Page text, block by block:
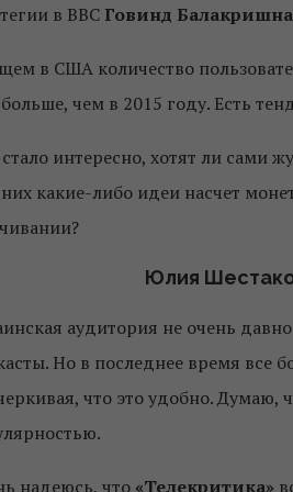
в BBC Говинд
в США количество
чем в 2015 году. Есть
интересно, хотят ли сами
какие-либо идеи насчет
Юлия
аудитория не очень
Но в последнее время все
что это удобно. Думаю,
надеюсь, что «Телекритика»